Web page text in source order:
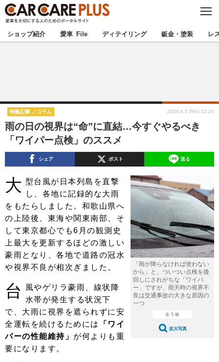
C
S
E
★カーケアプラス認定★ 厳選プロショップを地域から探す
甲信越 北陸
東海 関西
中国 四国
九州 沖縄
注目の記事
ショップレポート 愛車 File
自動車豆知識 ストップ！不具合修理＆粗悪修理
鈑金・塗装
ディテイリング
ディテイリング 洗車
ヘッドライト磨き コーティング
フィルム・ラッピング
鈑金・塗装
小キズ直し 防錆
特集記事
ストップ 不具合修理＆粗悪修理
カーメーカー「旧車」関連プロジェ
クト
コラム
ショップ紹介
ショップレポート プロショップ検索
レストア
カーメーカー「旧車」関連プロジ
ェクト
コラム
イベント
イベント告知
ショップ紹介 愛車 File ディテイリング 鈑金・塗装 レ
雨の日の視界は“命”に直結…今すぐやるべき
「ワイパー点検」のススメ
特集記事 コラム 2026.6.3 Wed 22:20
シェア ポスト 送る
「雨が降らなければ使わない
から」と、ついつい点検を後
回しにされがちな「ワイパ
ー」ですが、雨天時の視界不
良は交通事故の大きな原因の
一つ
全 5 枚
拡大写真
大 型台風が日本列島を直撃
し、各地に記録的な大雨
をもたらしました。和歌山県へ
の上陸後、東海や関東南部、そ
して東京都心でも6月の観測史
上最大を更新するほどの激しい
豪雨となり、各地で道路の冠水
や視界不良が相次ぎました。
台
風やゲリラ豪雨、線状降
水帯が発生する状況下
で、大雨に視界を遮られずに安
全運転を続けるためには
「ワイ
パーの性能維持」 が何よりも重
要になります。